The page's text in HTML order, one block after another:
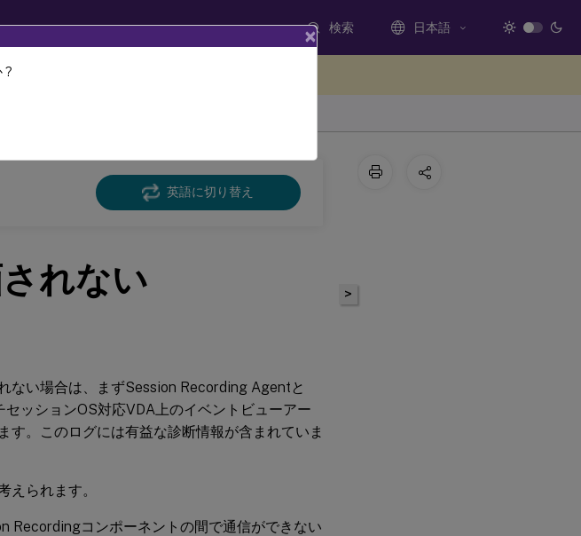
検索 日本語
英語に切り替え
れない
ない場合は、まずSession Recording Agentと
ッションOS対応VDA上のイベントビューアー
す。このログには有益な診断情報が含まれていま
えられます。
Recordingコンポーネントの間で通信ができない
>
×
?